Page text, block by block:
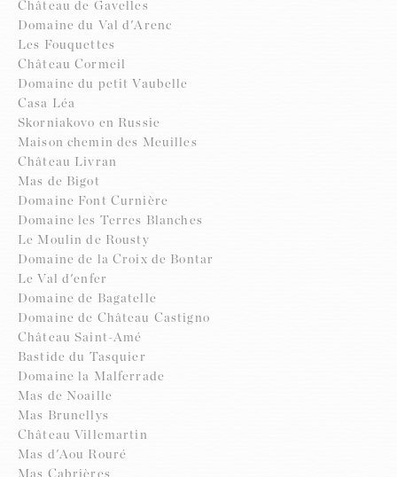
Château de Gavelles
Domaine du Val d'Arenc
Les Fouquettes
Château Cormeil
Domaine du petit Vaubelle
Casa Léa
Skorniakovo en Russie
Maison chemin des Meuilles
Château Livran
Mas de Bigot
Domaine Font Curnière
Domaine les Terres Blanches
Le Moulin de Rousty
Domaine de la Croix de Bontar
Le Val d'enfer
Domaine de Bagatelle
Domaine de Château Castigno
Château Saint-Amé
Bastide du Tasquier
Domaine la Malferrade
Mas de Noaille
Mas Brunellys
Château Villemartin
Mas d'Aou Rouré
Mas Cabrières